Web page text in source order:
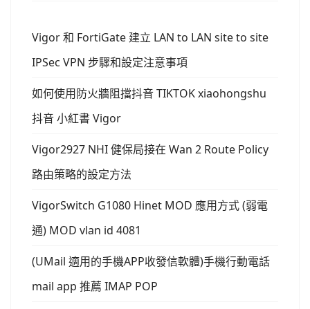
Vigor 和 FortiGate 建立 LAN to LAN site to site
IPSec VPN 步驟和設定注意事項
如何使用防火牆阻擋抖音 TIKTOK xiaohongshu
抖音 小紅書 Vigor
Vigor2927 NHI 健保局接在 Wan 2 Route Policy
路由策略的設定方法
VigorSwitch G1080 Hinet MOD 應用方式 (弱電
通) MOD vlan id 4081
(UMail 適用的手機APP收發信軟體)手機行動電話
mail app 推薦 IMAP POP